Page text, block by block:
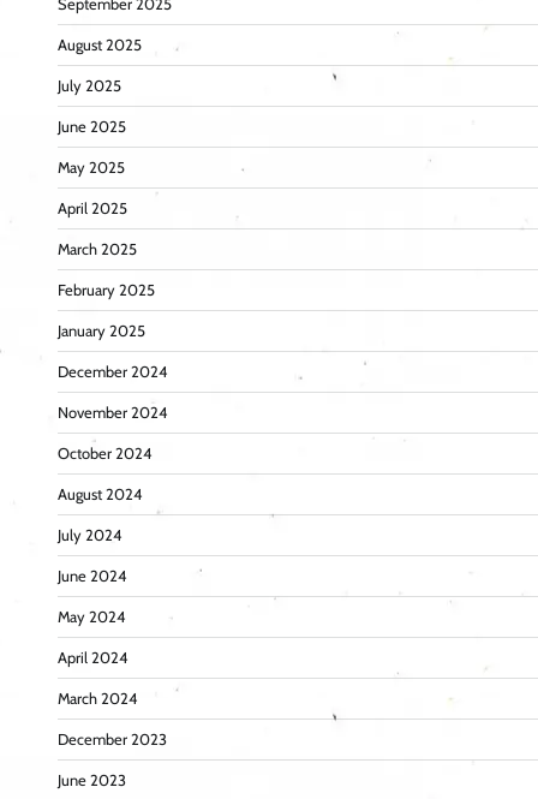
September 2025
August 2025
July 2025
June 2025
May 2025
April 2025
March 2025
February 2025
January 2025
December 2024
November 2024
October 2024
August 2024
July 2024
June 2024
May 2024
April 2024
March 2024
December 2023
June 2023